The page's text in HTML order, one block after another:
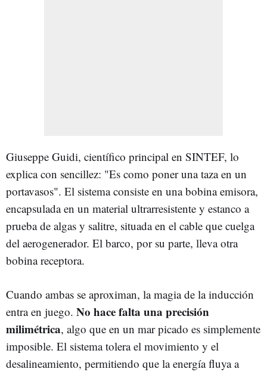
Giuseppe Guidi, científico principal en SINTEF, lo
explica con sencillez: "Es como poner una taza en un
portavasos". El sistema consiste en una bobina emisora,
encapsulada en un material ultrarresistente y estanco a
prueba de algas y salitre, situada en el cable que cuelga
del aerogenerador. El barco, por su parte, lleva otra
bobina receptora.
Cuando ambas se aproximan, la magia de la inducción
entra en juego. No hace falta una precisión
milimétrica, algo que en un mar picado es simplemente
imposible. El sistema tolera el movimiento y el
desalineamiento, permitiendo que la energía fluya a